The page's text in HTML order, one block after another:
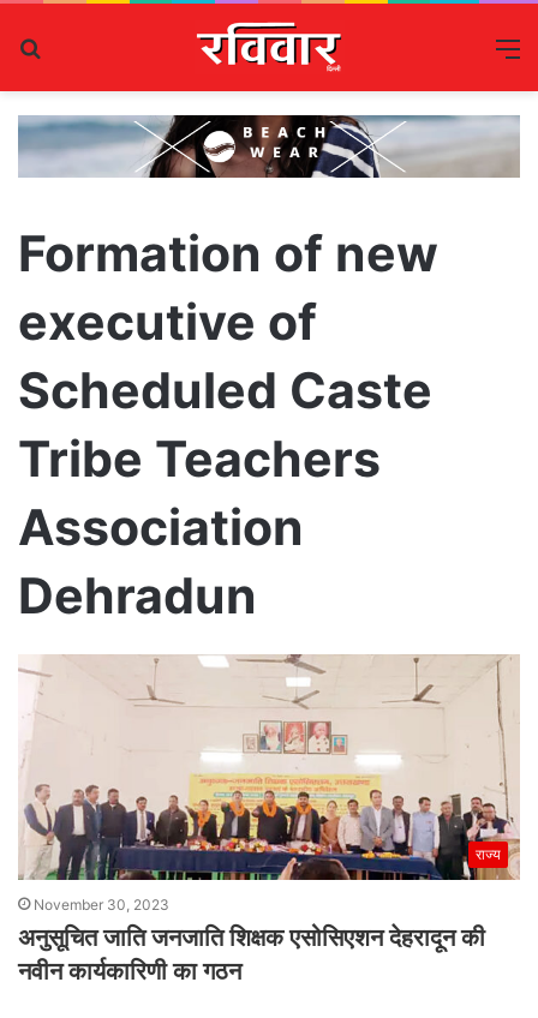
Formation of new
executive of
Scheduled Caste
Tribe Teachers
Association
Dehradun
राज्य
November 30, 2023
अनुसूचित जाति जनजाति शिक्षक एसोसिएशन देहरादून की
नवीन कार्यकारिणी का गठन